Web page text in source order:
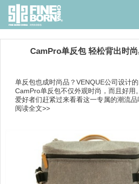
CamPro单反包 轻松背出时
单反包也成时尚品？VENQUE公司设计的
CamPro单反包不仅外观时尚，而且好用
爱好者们赶紧过来看看这一专属的潮流品
阅读全文>>